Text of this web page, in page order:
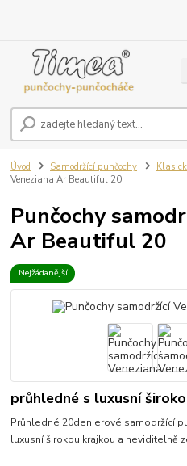
Úvod Samodržící punčochy
Veneziana Ar Beautiful 20
Punčochy
Ar Beautiful 20
Nejžádanější
průhledné s luxusní
Průhledné 20denierové samodržící
luxusní širokou krajkou a neviditelně